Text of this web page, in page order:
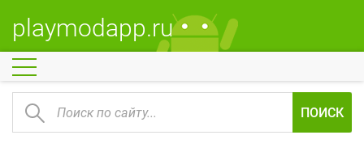
playmodapp.ru
ПОИСК